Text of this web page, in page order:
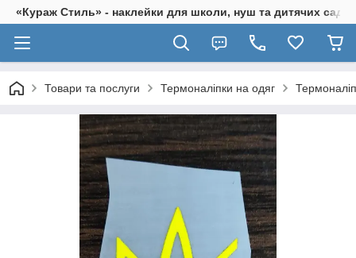
«Кураж Стиль» - наклейки для школи, нуш та дитячих
Товари та послуги Термоналіпки на одяг